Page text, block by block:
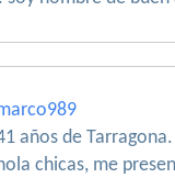
años de Tarragona.
chicas, me